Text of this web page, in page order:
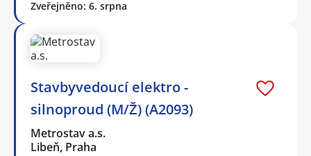
Zveřejněno: 6. srpna
Stavbyvedoucí elektro -
silnoproud (M/Ž) (A2093)
Metrostav a.s.
Libeň, Praha